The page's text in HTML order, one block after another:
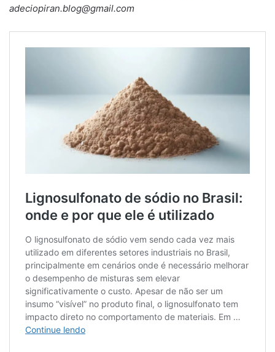
adeciopiran.blog@gmail.com